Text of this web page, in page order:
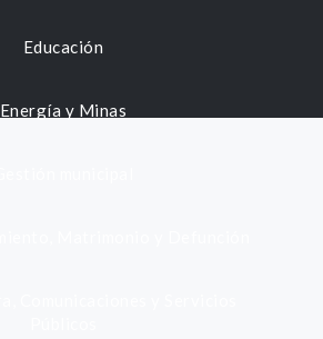
Educación
Energía y Minas